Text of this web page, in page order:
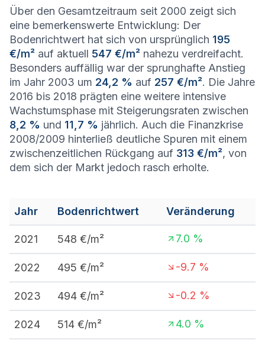
Über den Gesamtzeitraum seit 2000 zeigt sich
eine bemerkenswerte Entwicklung: Der
Bodenrichtwert hat sich von ursprünglich 195
€/m² auf aktuell 547 €/m² nahezu verdreifacht.
Besonders auffällig war der sprunghafte Anstieg
im Jahr 2003 um 24,2 % auf 257 €/m². Die Jahre
2016 bis 2018 prägten eine weitere intensive
Wachstumsphase mit Steigerungsraten zwischen
8,2 % und 11,7 % jährlich. Auch die Finanzkrise
2008/2009 hinterließ deutliche Spuren mit einem
zwischenzeitlichen Rückgang auf 313 €/m², von
dem sich der Markt jedoch rasch erholte.
Jahr Bodenrichtwert Veränderung
2021 548 €/m² 7.0 %
2022 495 €/m² -9.7 %
2023 494 €/m² -0.2 %
2024 514 €/m² 4.0 %